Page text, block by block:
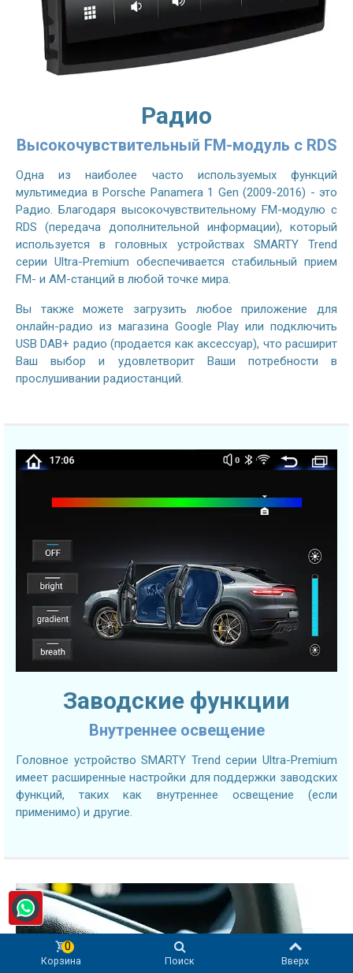
Радио
Высокочувствительный FM-модуль с RDS
Одна из наиболее часто используемых функций
мультимедиа в Porsche Panamera 1 Gen (2009-2016) - это
Радио. Благодаря высокочувствительному FM-модулю с
RDS (передача дополнительной информации), который
используется в головных устройствах SMARTY Trend
серии Ultra-Premium обеспечивается стабильный прием
FM- и AM-станций в любой точке мира.
Вы также можете загрузить любое приложение для
онлайн-радио из магазина Google Play или подключить
USB DAB+ радио (продается как аксессуар), что расширит
Ваш выбор и удовлетворит Ваши потребности в
прослушивании радиостанций.
Заводские функции
Внутреннее освещение
Головное устройство SMARTY Trend серии Ultra-Premium
имеет расширенные настройки для поддержки заводских
функций, таких как внутреннее освещение (если
применимо) и другие.
Корзина
0
Поиск Вверх